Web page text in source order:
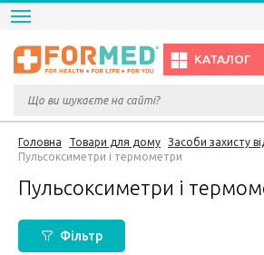
КАТАЛОГ
Головна Товари для дому
Засоби захисту
Пульсоксиметри і термометри
Пульсоксиметри і
Фільтр